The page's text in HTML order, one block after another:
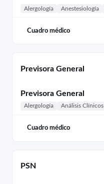
Alergología Anestesiología
Cuadro médico
Previsora General
Previsora General
Alergología Análisis Clínicos
Cuadro médico
PSN